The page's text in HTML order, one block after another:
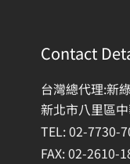
Contact
台灣總代理:新
新北市八里區
TEL: 02-7730-
FAX: 02-2610-